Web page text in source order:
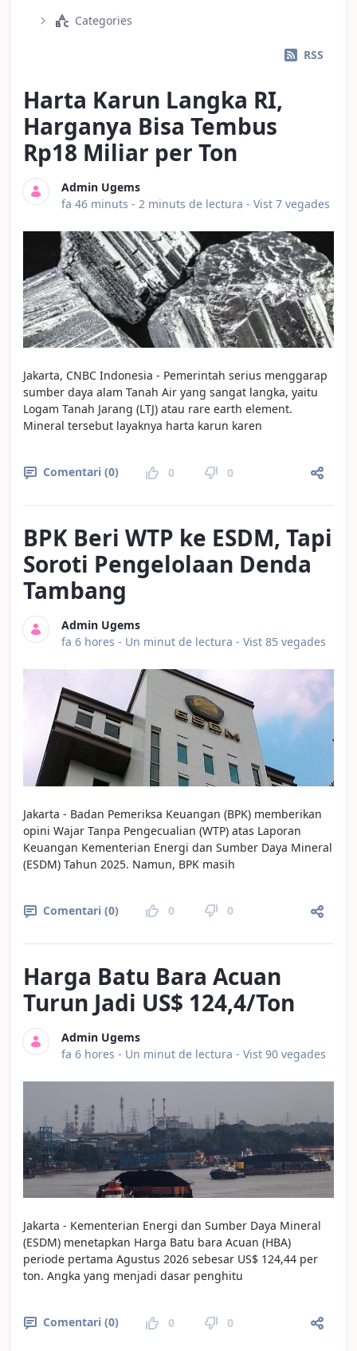
Categories
RSS
Harta Karun Langka RI,
Harganya Bisa Tembus
Rp18 Miliar per Ton
Admin Ugems
Data de publicació
fa 46 minuts - 2 minuts de lectura - Vist 7 vegades
Jakarta, CNBC Indonesia - Pemerintah serius menggarap
sumber daya alam Tanah Air yang sangat langka, yaitu
Logam Tanah Jarang (LTJ) atau rare earth element.
Mineral tersebut layaknya harta karun karen
Comentari (0) 0 0
BPK Beri WTP ke ESDM, Tapi
Soroti Pengelolaan Denda
Tambang
Admin Ugems
Data de publicació
fa 6 hores - Un minut de lectura - Vist 85 vegades
Jakarta - Badan Pemeriksa Keuangan (BPK) memberikan
opini Wajar Tanpa Pengecualian (WTP) atas Laporan
Keuangan Kementerian Energi dan Sumber Daya Mineral
(ESDM) Tahun 2025. Namun, BPK masih
Comentari (0) 0 0
Harga Batu Bara Acuan
Turun Jadi US$ 124,4/Ton
Admin Ugems
Data de publicació
fa 6 hores - Un minut de lectura - Vist 90 vegades
Jakarta - Kementerian Energi dan Sumber Daya Mineral
(ESDM) menetapkan Harga Batu bara Acuan (HBA)
periode pertama Agustus 2026 sebesar US$ 124,44 per
ton. Angka yang menjadi dasar penghitu
Comentari (0) 0 0